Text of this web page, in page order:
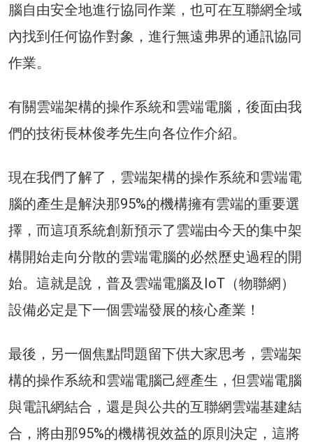
腦自由安全地進行協同作業，也可在互聯網全域
內找到任何協作對象，進行無遠弗界的通訊協同
作業。
有關雲端架構的操作系統和雲端電腦，後面由我
們的技術長林俊孝先生向各位作介紹。
現在我們了解了，雲端架構的操作系統和雲端電
腦的產生是解決那95%的機構擁有雲端的重要選
擇，而這項系統創新預示了雲端由今天的集中架
構開始走向分散的雲端電腦的必然歷史過程的開
始。這就是說，普及雲端電腦及IoT（物聯網）
設備必定是下一個雲端發展的核心產業！
最後，另一個焦點問題留下供大家思考，雲端架
構的操作系統和雲端電腦己經產生，但雲端電腦
與電訊網結合，還是與公共的互聯網雲端基建結
合，將由那95%的機構視效益的原則決定，這將